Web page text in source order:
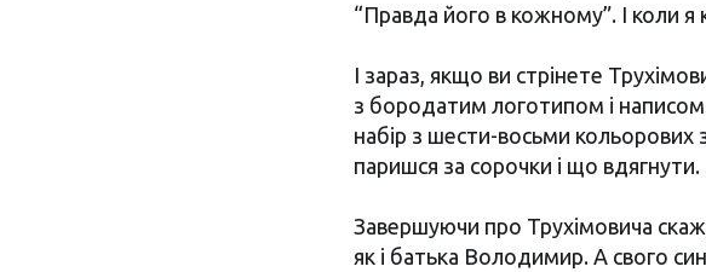
“Правда його в кожному”. І коли я
І зараз, якщо ви стрінете
з бородатим логотипом і
набір з шести-восьми
паришся за сорочки і що вдягнути.
Завершуючи про Трухімовича
як і батька Володимир. А свого